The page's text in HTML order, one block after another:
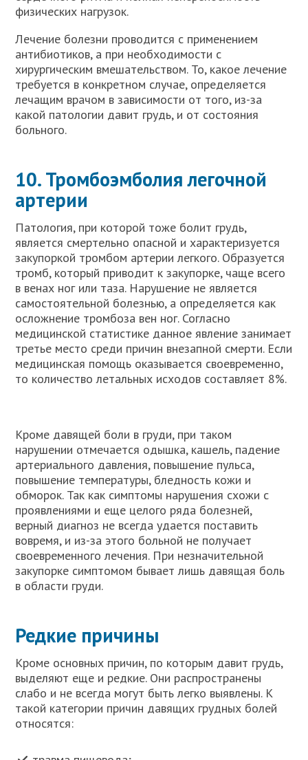
физических нагрузок.
Лечение болезни проводится с применением
антибиотиков, а при необходимости с
хирургическим вмешательством. То, какое лечение
требуется в конкретном случае, определяется
лечащим врачом в зависимости от того, из-за
какой патологии давит грудь, и от состояния
больного.
10. Тромбоэмболия легочной
артерии
Патология, при которой тоже болит грудь,
является смертельно опасной и характеризуется
закупоркой тромбом артерии легкого. Образуется
тромб, который приводит к закупорке, чаще всего
в венах ног или таза. Нарушение не является
самостоятельной болезнью, а определяется как
осложнение тромбоза вен ног. Согласно
медицинской статистике данное явление занимает
третье место среди причин внезапной смерти. Если
медицинская помощь оказывается своевременно,
то количество летальных исходов составляет 8%.
Кроме давящей боли в груди, при таком
нарушении отмечается одышка, кашель, падение
артериального давления, повышение пульса,
повышение температуры, бледность кожи и
обморок. Так как симптомы нарушения схожи с
проявлениями и еще целого ряда болезней,
верный диагноз не всегда удается поставить
вовремя, и из-за этого больной не получает
своевременного лечения. При незначительной
закупорке симптомом бывает лишь давящая боль
в области груди.
Редкие причины
Кроме основных причин, по которым давит грудь,
выделяют еще и редкие. Они распространены
слабо и не всегда могут быть легко выявлены. К
такой категории причин давящих грудных болей
относятся: